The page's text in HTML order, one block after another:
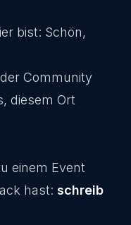
bist: Schön,
Community
diesem Ort
einem Event
hast: schreib